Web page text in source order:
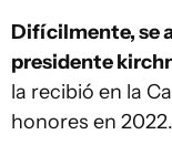
Difícilmente, se
presidente
la recibió en la
honores en 2022.